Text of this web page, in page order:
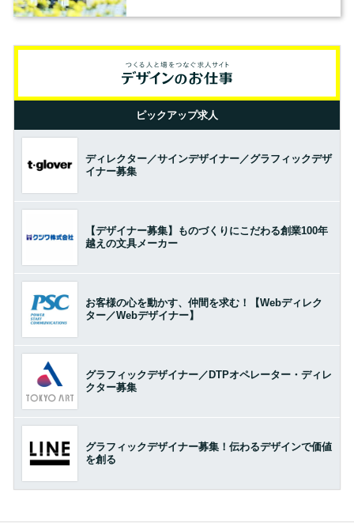
ピックアップ求人
ディレクター／サインデザイナー／グラフィックデザ
イナー募集
【デザイナー募集】ものづくりにこだわる創業100年
越えの文具メーカー
お客様の心を動かす、仲間を求む！【Webディレク
ター／Webデザイナー】
グラフィックデザイナー／DTPオペレーター・ディレ
クター募集
グラフィックデザイナー募集！伝わるデザインで価値
を創る